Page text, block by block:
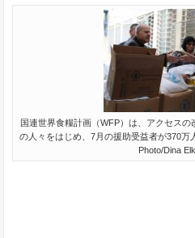
国連世界食糧計画（WFP）は、アクセス
の人々をはじめ、7月の援助受益者が370
Photo/Dina